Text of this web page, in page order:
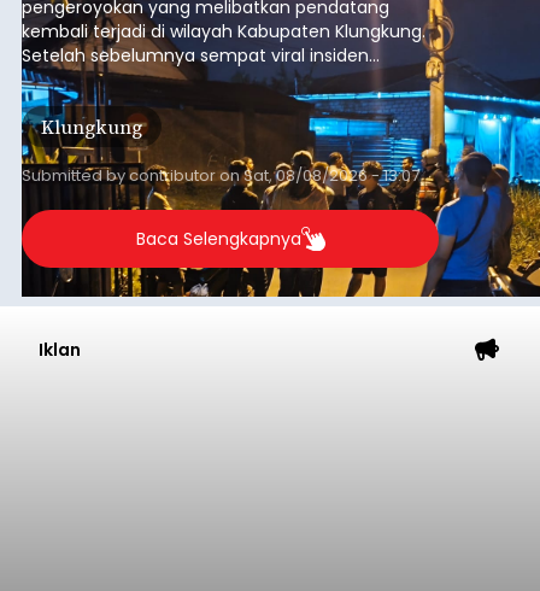
pengeroyokan yang melibatkan pendatang
kembali terjadi di wilayah Kabupaten Klungkung.
Setelah sebelumnya sempat viral insiden
keributan di barat Pasar Galiran, peristiwa serupa
kini menimpa seorang pemuda asal Kabupaten
Sumba Barat Daya (SBD), Nusa Tenggara Timur
(NTT).
Klungkung
Submitted bycontributoronSat, 08/08/2026 - 13:07
Baca Selengkapnya
Iklan